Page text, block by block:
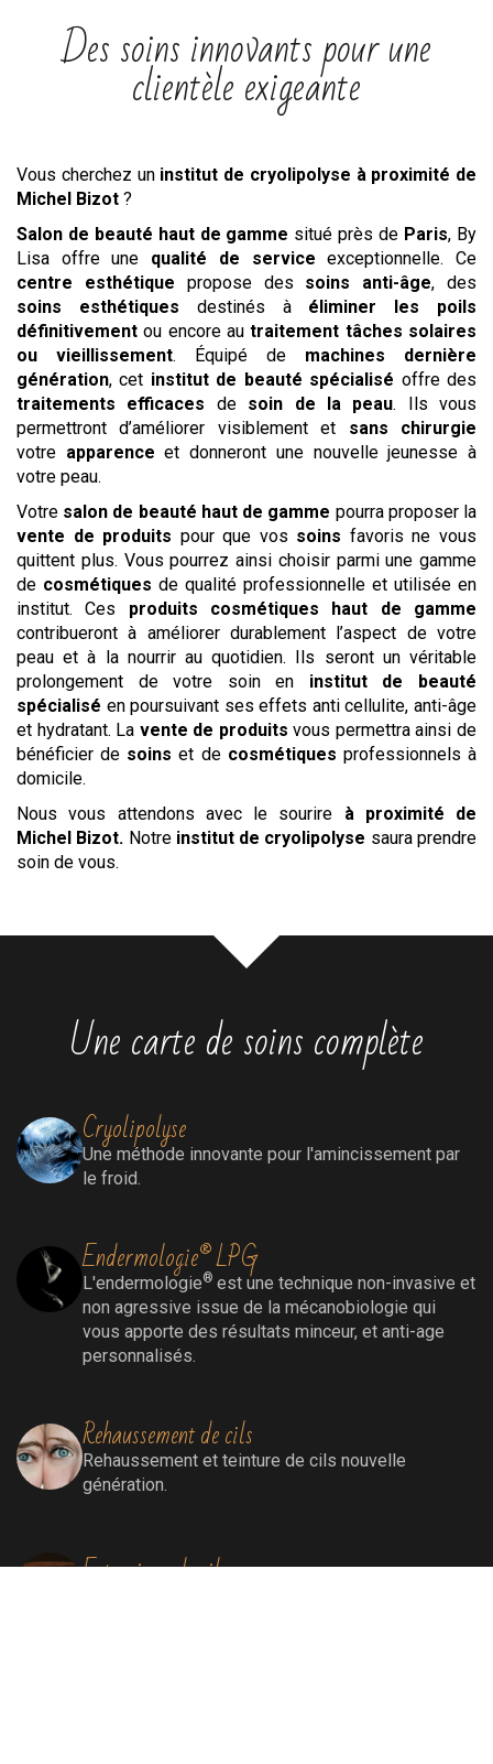
Des soins innovants pour une
clientèle exigeante
Vous cherchez un institut de cryolipolyse à proximité de
Michel Bizot ?
Salon de beauté haut de gamme situé près de Paris, By
Lisa offre une qualité de service exceptionnelle. Ce
centre esthétique propose des soins anti-âge, des
soins esthétiques destinés à éliminer les poils
définitivement ou encore autraitement tâches solaires
ou vieillissement. Équipé de machines dernière
génération, cet institut de beauté spécialisé offre des
traitements efficaces de soin de la peau. Ils vous
permettront d’améliorer visiblement et sans chirurgie
votre apparence et donneront une nouvelle jeunesse à
votre peau.
Votre salon de beauté haut de gamme pourra proposer la
vente de produits pour que vos soins favoris ne vous
quittent plus. Vous pourrez ainsi choisir parmi une gamme
de cosmétiques de qualité professionnelle et utilisée en
institut. Ces produits cosmétiques haut de gamme
contribueront à améliorer durablement l’aspect de votre
peau et à la nourrir au quotidien. Ils seront un véritable
prolongement de votre soin en institut de beauté
spécialisé en poursuivant ses effets anti cellulite, anti-âge
et hydratant. La vente de produits vous permettra ainsi de
bénéficier de soins et de cosmétiques professionnels à
domicile.
Nous vous attendons avec le sourire à proximité de
Michel Bizot. Notre institut de cryolipolyse saura prendre
soin de vous.
Une carte de soins complète
Cryolipolyse
Une méthode innovante pour l'amincissement par
le froid.
Endermologie® LPG
L'endermologie® est une technique non-invasive et
non agressive issue de la mécanobiologie qui
vous apporte des résultats minceur, et anti-age
personnalisés.
Rehaussement de cils
Rehaussement et teinture de cils nouvelle
génération.
Extensions de cils